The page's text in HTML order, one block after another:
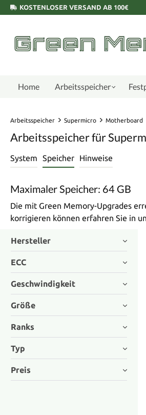
KOSTENLOSER VERSAND AB 100€
Home Arbeitsspeicher
Arbeitsspeicher Supermicro Motherboard
Arbeitsspeicher für
System Speicher Hinweise
Maximaler Speicher: 64 GB
Die mit Green Memory-Upgrades
korrigieren können erfahren Sie in
Hersteller
ECC
Geschwindigkeit
Größe
Ranks
Typ
Preis